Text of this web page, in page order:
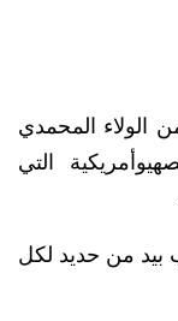
الولاء المحمدي
التي
بيد من حديد لكل